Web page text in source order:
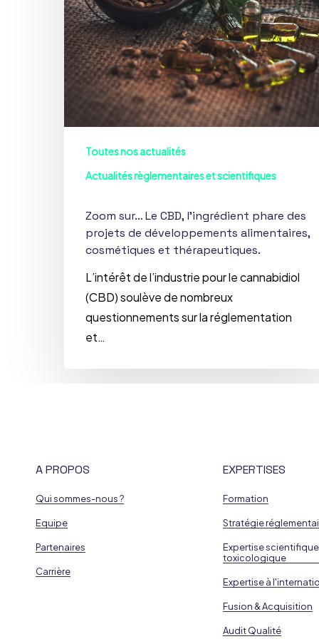
Toutes nos actualités
Actualités règlementaires et scientifiques
Zoom sur… Le CBD, l’ingrédient phare des
projets de développements alimentaires,
cosmétiques et thérapeutiques.
L’intérêt de l’industrie pour le cannabidiol
(CBD) soulève de nombreux
questionnements sur la réglementation
et…
A PROPOS
Qui sommes-nous ?
Equipe
Partenaires
Carrière
EXPERTISES
Formation
Stratégie
Expertise
toxicologique
Expertise à
Fusion & Acquisition
Audit Qualité